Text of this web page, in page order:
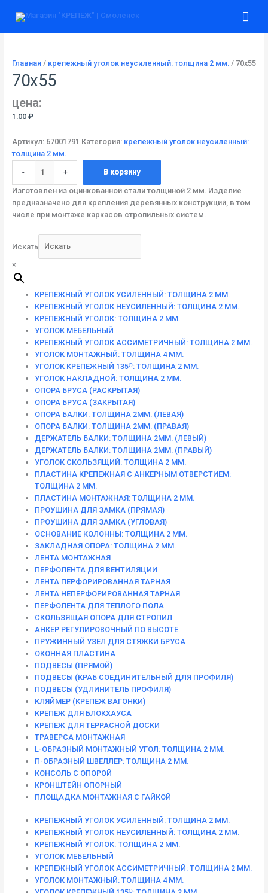
Главная/ крепежный уголок неусиленный: толщина 2 мм. / 70х55
70х55
цена:
1.00 ₽
Артикул: 67001791 Категория: крепежный уголок неусиленный:
толщина 2 мм.
-
товара
+ В корзину
Изготовлен из оцинкованной стали толщиной 2 мм. Изделие
предназначено для крепления деревянных конструкций, в том
числе при монтаже каркасов стропильных систем.
Искать
×
КРЕПЕЖНЫЙ УГОЛОК УСИЛЕННЫЙ: ТОЛЩИНА 2 ММ.
КРЕПЕЖНЫЙ УГОЛОК НЕУСИЛЕННЫЙ: ТОЛЩИНА 2 ММ.
КРЕПЕЖНЫЙ УГОЛОК: ТОЛЩИНА 2 ММ.
УГОЛОК МЕБЕЛЬНЫЙ
КРЕПЕЖНЫЙ УГОЛОК АССИМЕТРИЧНЫЙ: ТОЛЩИНА 2 ММ.
УГОЛОК МОНТАЖНЫЙ: ТОЛЩИНА 4 ММ.
УГОЛОК КРЕПЕЖНЫЙ 135ᴼ: ТОЛЩИНА 2 ММ.
УГОЛОК НАКЛАДНОЙ: ТОЛЩИНА 2 ММ.
ОПОРА БРУСА (РАСКРЫТАЯ)
ОПОРА БРУСА (ЗАКРЫТАЯ)
ОПОРА БАЛКИ: ТОЛЩИНА 2ММ. (ЛЕВАЯ)
ОПОРА БАЛКИ: ТОЛЩИНА 2ММ. (ПРАВАЯ)
ДЕРЖАТЕЛЬ БАЛКИ: ТОЛЩИНА 2ММ. (ЛЕВЫЙ)
ДЕРЖАТЕЛЬ БАЛКИ: ТОЛЩИНА 2ММ. (ПРАВЫЙ)
УГОЛОК СКОЛЬЗЯЩИЙ: ТОЛЩИНА 2 ММ.
ПЛАСТИНА КРЕПЕЖНАЯ С АНКЕРНЫМ ОТВЕРСТИЕМ:
ТОЛЩИНА 2 ММ.
ПЛАСТИНА МОНТАЖНАЯ: ТОЛЩИНА 2 ММ.
ПРОУШИНА ДЛЯ ЗАМКА (ПРЯМАЯ)
ПРОУШИНА ДЛЯ ЗАМКА (УГЛОВАЯ)
ОСНОВАНИЕ КОЛОННЫ: ТОЛЩИНА 2 ММ.
ЗАКЛАДНАЯ ОПОРА: ТОЛЩИНА 2 ММ.
ЛЕНТА МОНТАЖНАЯ
ПЕРФОЛЕНТА ДЛЯ ВЕНТИЛЯЦИИ
ЛЕНТА ПЕРФОРИРОВАННАЯ ТАРНАЯ
ЛЕНТА НЕПЕРФОРИРОВАННАЯ ТАРНАЯ
ПЕРФОЛЕНТА ДЛЯ ТЕПЛОГО ПОЛА
СКОЛЬЗЯЩАЯ ОПОРА ДЛЯ СТРОПИЛ
АНКЕР РЕГУЛИРОВОЧНЫЙ ПО ВЫСОТЕ
ПРУЖИННЫЙ УЗЕЛ ДЛЯ СТЯЖКИ БРУСА
ОКОННАЯ ПЛАСТИНА
ПОДВЕСЫ (ПРЯМОЙ)
ПОДВЕСЫ (КРАБ СОЕДИНИТЕЛЬНЫЙ ДЛЯ ПРОФИЛЯ)
ПОДВЕСЫ (УДЛИНИТЕЛЬ ПРОФИЛЯ)
КЛЯЙМЕР (КРЕПЕЖ ВАГОНКИ)
КРЕПЕЖ ДЛЯ БЛОКХАУСА
КРЕПЕЖ ДЛЯ ТЕРРАСНОЙ ДОСКИ
ТРАВЕРСА МОНТАЖНАЯ
L-ОБРАЗНЫЙ МОНТАЖНЫЙ УГОЛ: ТОЛЩИНА 2 ММ.
П-ОБРАЗНЫЙ ШВЕЛЛЕР: ТОЛЩИНА 2 ММ.
КОНСОЛЬ С ОПОРОЙ
КРОНШТЕЙН ОПОРНЫЙ
ПЛОЩАДКА МОНТАЖНАЯ С ГАЙКОЙ
КРЕПЕЖНЫЙ УГОЛОК УСИЛЕННЫЙ: ТОЛЩИНА 2 ММ.
КРЕПЕЖНЫЙ УГОЛОК НЕУСИЛЕННЫЙ: ТОЛЩИНА 2 ММ.
КРЕПЕЖНЫЙ УГОЛОК: ТОЛЩИНА 2 ММ.
УГОЛОК МЕБЕЛЬНЫЙ
КРЕПЕЖНЫЙ УГОЛОК АССИМЕТРИЧНЫЙ: ТОЛЩИНА 2 ММ.
УГОЛОК МОНТАЖНЫЙ: ТОЛЩИНА 4 ММ.